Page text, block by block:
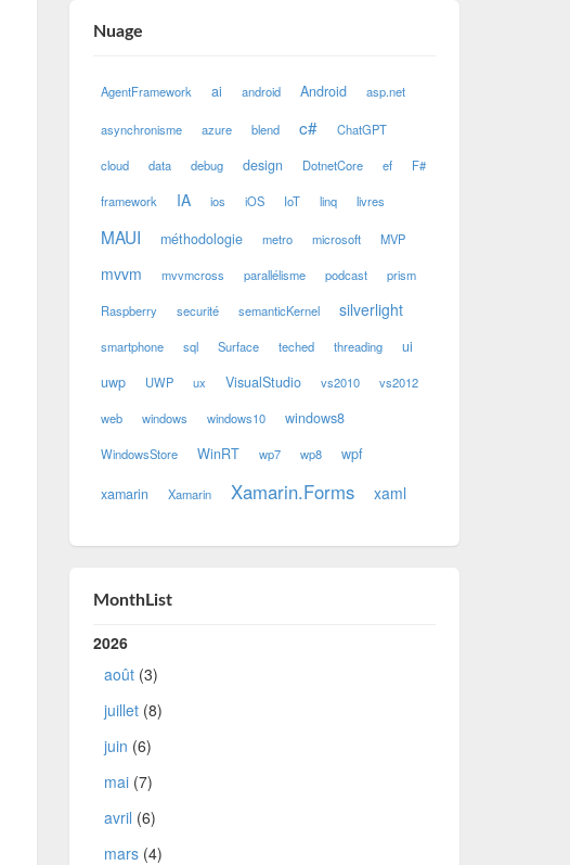
Nuage
AgentFramework ai android Android asp.net
asynchronisme azure blend c# ChatGPT
cloud data debug design DotnetCore ef F#
framework IA ios iOS IoT linq livres
MAUI méthodologie metro microsoft MVP
mvvm mvvmcross parallélisme podcast prism
Raspberry securité semanticKernel silverlight
smartphone sql Surface teched threading
ui
uwp
UWP ux VisualStudio vs2010 vs2012
web windows windows10 windows8
WindowsStore WinRT wp7 wp8 wpf
xamarin Xamarin Xamarin.Forms xaml
MonthList
2026
août(3)
juillet(8)
juin (6)
mai(7)
avril (6)
mars(4)